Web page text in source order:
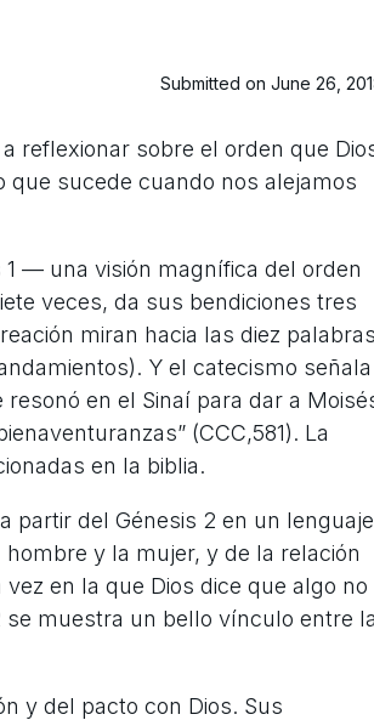
Submitted on June 26,
reflexionar sobre el orden que
que sucede cuando nos alejamos
— una visión magnífica del orden
veces, da sus bendiciones tres
miran hacia las diez
Y el catecismo señala
en el Sinaí para dar a
(CCC,581). La
en la biblia.
partir del Génesis 2 en un lenguaje
y la mujer, y de la relación
en la que Dios dice que algo no
se muestra un bello vínculo entre
y del pacto con Dios. Sus